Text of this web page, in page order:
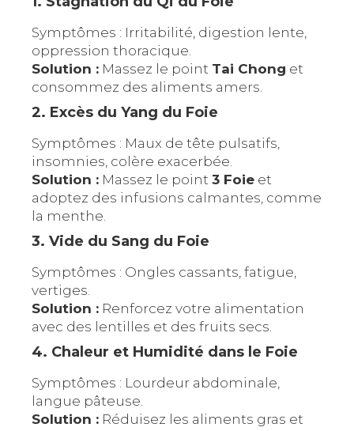
Symptômes : Irritabilité, digestion lente,
oppression thoracique.
Solution : Massez le point Tai Chong et
consommez des aliments amers.
2. Excès du Yang du Foie
Symptômes : Maux de tête pulsatifs,
insomnies, colère exacerbée.
Solution : Massez le point 3 Foie et
adoptez des infusions calmantes, comme
la menthe.
3. Vide du Sang du Foie
Symptômes : Ongles cassants, fatigue,
vertiges.
Solution : Renforcez votre alimentation
avec des lentilles et des fruits secs.
4. Chaleur et Humidité dans le Foie
Symptômes : Lourdeur abdominale,
langue pâteuse.
Solution : Réduisez les aliments gras et